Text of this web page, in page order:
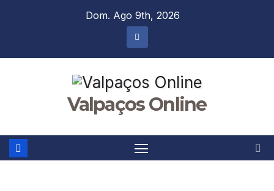
Dom. Ago 9th, 2026
Valpaços Online